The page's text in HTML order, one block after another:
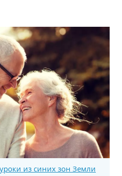
из синих зон Земли